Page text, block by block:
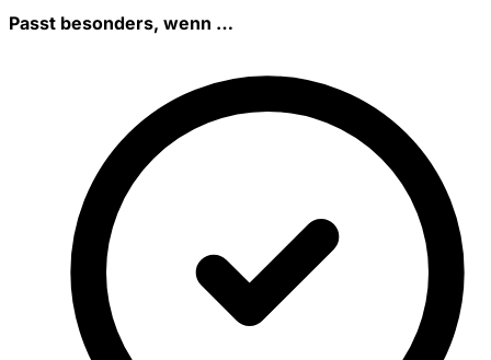
Passt besonders, wenn …